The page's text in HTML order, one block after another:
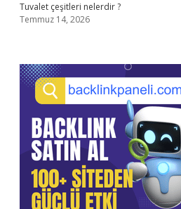
Tuvalet çeşitleri nelerdir ?
Temmuz 14, 2026